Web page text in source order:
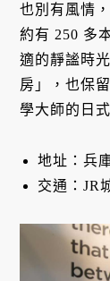
也別有風情
約有 250 多
適的靜謐時
房」，也保
學大師的日
地址：兵
交通：JR